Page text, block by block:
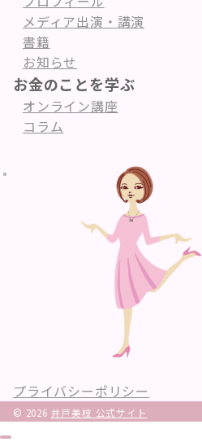
メディア出演・講演
書籍
お知らせ
お金のことを学ぶ
オンライン講座
コラム
プライバシーポリシー
© 2026 井戸美枝 公式サイト